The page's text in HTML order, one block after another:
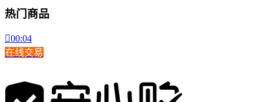
热门商品
00:04
在线交易